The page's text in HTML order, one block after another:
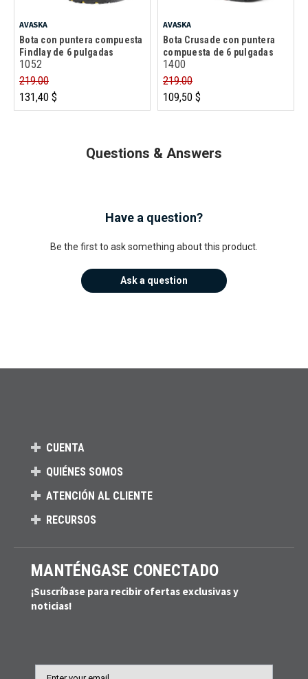
AVASKA
Bota con puntera compuesta
Findlay de 6 pulgadas
1052
219.00
131,40 $
AVASKA
Bota Crusade con puntera
compuesta de 6 pulgadas
1400
219.00
109,50 $
Questions & Answers
Have a question?
Be the first to ask something about this product.
Ask a question
CUENTA
QUIÉNES SOMOS
ATENCIÓN AL CLIENTE
RECURSOS
MANTÉNGASE CONECTADO
¡Suscríbase para recibir ofertas exclusivas y
noticias!